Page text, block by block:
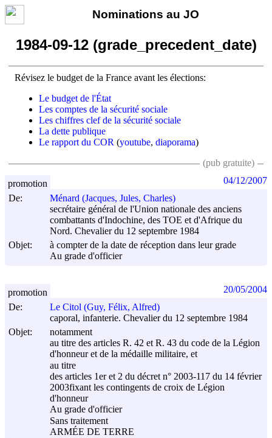
Nominations au JO
1984-09-12 (grade_precedent_date)
Révisez le budget de la France avant les élections:
Le budget de l'État
Les comptes de la sécurité sociale
Les chiffres clef de la sécurité sociale
La dette publique
Le rapport du COR (youtube, diaporama)
(pub gratuite)
De:
Ménard (Jacques, Jules, Charles)
secrétaire général de l'Union nationale des anciens
combattants d'Indochine, des TOE et d'Afrique du
Nord. Chevalier du 12 septembre 1984
Objet:
à compter de la date de réception dans leur grade
Au grade d'officier
promotion 04/12/2007
De:
Le Citol (Guy, Félix, Alfred)
caporal, infanterie. Chevalier du 12 septembre 1984
Objet:
notamment
au titre des articles R. 42 et R. 43 du code de la Légion
d'honneur et de la médaille militaire, et
au titre
des articles 1er et 2 du décret n° 2003-117 du 14 février
2003fixant les contingents de croix de Légion
d'honneur
Au grade d'officier
Sans traitement
ARMÉE DE TERRE
promotion 20/05/2004